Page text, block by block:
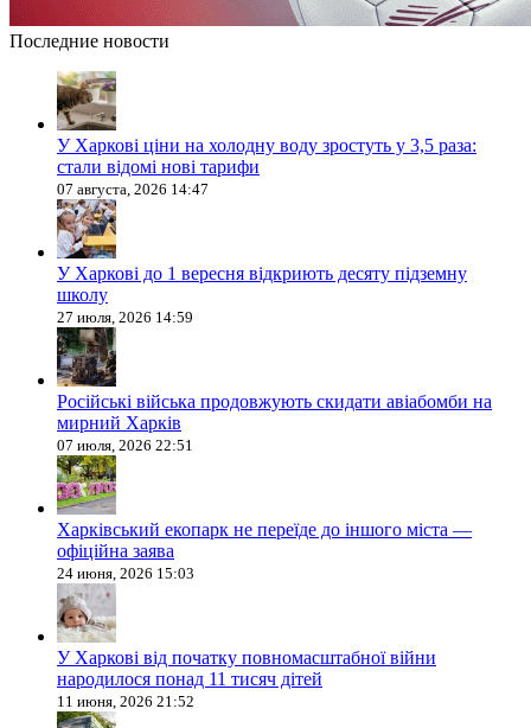
Последние новости
У Харкові ціни на холодну воду зростуть у 3,5 раза:
стали відомі нові тарифи
07 августа, 2026 14:47
У Харкові до 1 вересня відкриють десяту підземну
школу
27 июля, 2026 14:59
Російські війська продовжують скидати авіабомби на
мирний Харків
07 июля, 2026 22:51
Харківський екопарк не переїде до іншого міста —
офіційна заява
24 июня, 2026 15:03
У Харкові від початку повномасштабної війни
народилося понад 11 тисяч дітей
11 июня, 2026 21:52